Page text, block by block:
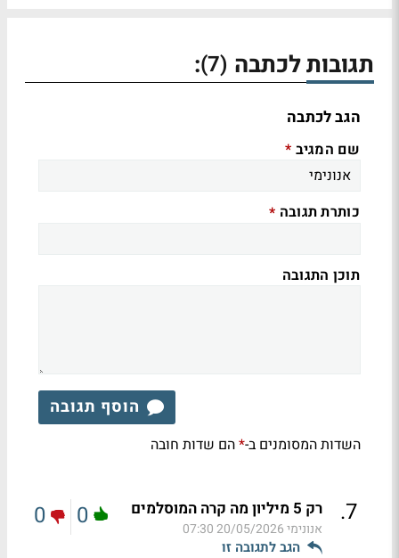
תגובות לכתבה (7)
:
הגב לכתבה
שם המגיב *
כותרת תגובה *
תוכן התגובה
הוסף תגובה
השדות המסומנים ב-*הם שדות חובה
7
. רק 5 מיליון מה קרה המוסלמים
אנונימי20/05/2026 07:30
הגב לתגובה זו
0
0